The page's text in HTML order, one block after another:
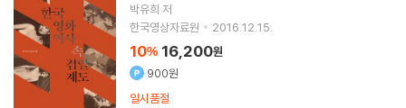
박유희 저
한국영상자료원
2016.12.15.
10% 16,200원
900원
일시품절